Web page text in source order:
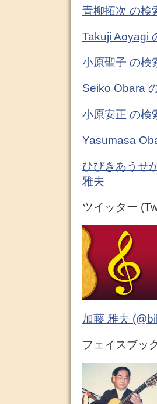
青柳拓次 の検
Takuji Aoyagi
小原聖子 の検
Seiko Obara
小原安正 の検
Yasumasa
ひびきあうせ
雅夫
ツイッター
加藤 雅夫
フェイスブッ